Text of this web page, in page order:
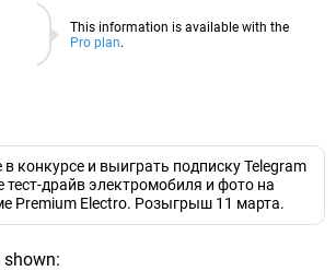
This information is available with the
Pro plan.
07.08.2026
EURO
в конкурсе и выиграть подписку Telegram
тест-драйв электромобиля и фото на
Premium Electro. Розыгрыш 11 марта.
shown: